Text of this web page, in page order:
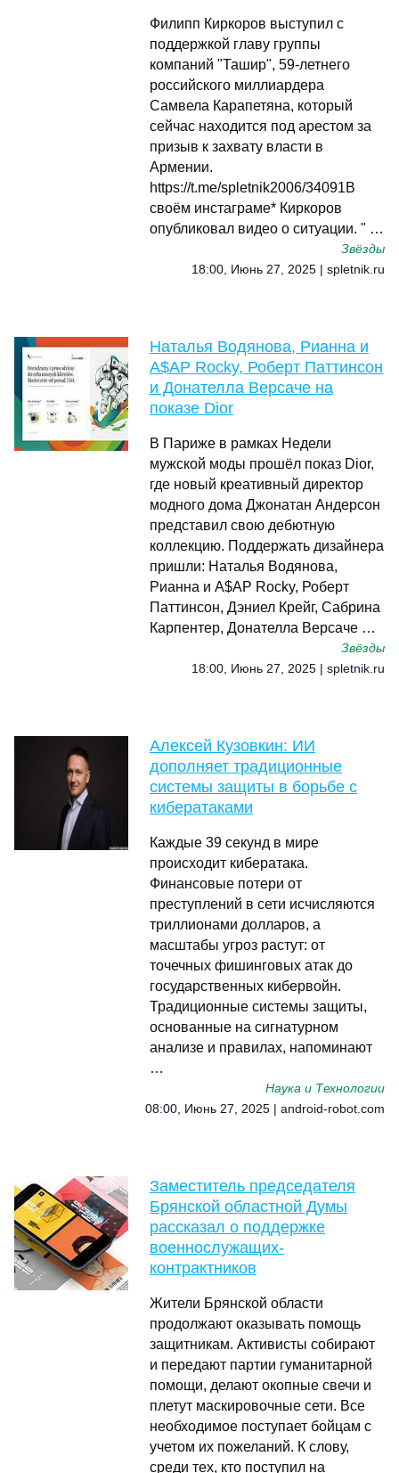
Филипп Киркоров выступил с
поддержкой главу группы
компаний "Ташир", 59-летнего
российского миллиардера
Самвела Карапетяна, который
сейчас находится под арестом за
призыв к захвату власти в
Армении.
https://t.me/spletnik2006/34091В
своём инстаграме* Киркоров
опубликовал видео о ситуации. " …
Звёзды
18:00, Июнь 27, 2025 | spletnik.ru
Наталья Водянова, Рианна и
A$AP Rocky, Роберт Паттинсон
и Донателла Версаче на
показе Dior
В Париже в рамках Недели
мужской моды прошёл показ Dior,
где новый креативный директор
модного дома Джонатан Андерсон
представил свою дебютную
коллекцию. Поддержать дизайнера
пришли: Наталья Водянова,
Рианна и A$AP Rocky, Роберт
Паттинсон, Дэниел Крейг, Сабрина
Карпентер, Донателла Версаче …
Звёзды
18:00, Июнь 27, 2025 | spletnik.ru
Алексей Кузовкин: ИИ
дополняет традиционные
системы защиты в борьбе с
кибератаками
Каждые 39 секунд в мире
происходит кибератака.
Финансовые потери от
преступлений в сети исчисляются
триллионами долларов, а
масштабы угроз растут: от
точечных фишинговых атак до
государственных кибервойн.
Традиционные системы защиты,
основанные на сигнатурном
анализе и правилах, напоминают
…
Наука и Технологии
08:00, Июнь 27, 2025 | android-robot.com
Заместитель председателя
Брянской областной Думы
рассказал о поддержке
военнослужащих-
контрактников
Жители Брянской области
продолжают оказывать помощь
защитникам. Активисты собирают
и передают партии гуманитарной
помощи, делают окопные свечи и
плетут маскировочные сети. Все
необходимое поступает бойцам с
учетом их пожеланий. К слову,
среди тех, кто поступил на